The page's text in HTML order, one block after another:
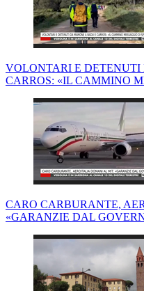
VOLONTARI E
CARROS: «IL CAMMINO
CARO CARBURANTE,
«GARANZIE DAL